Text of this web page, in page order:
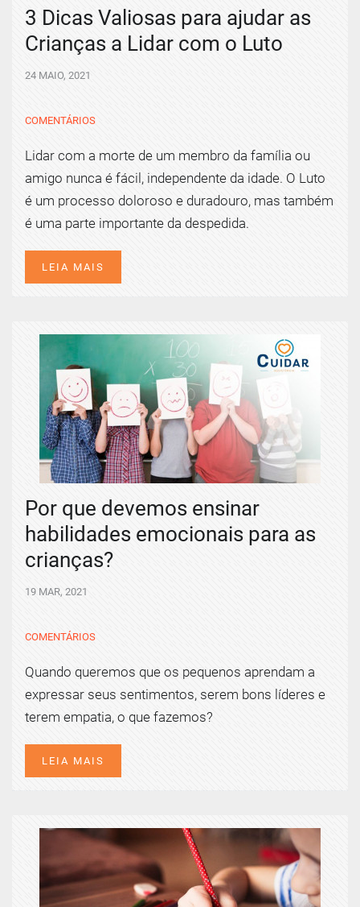
3 Dicas Valiosas para ajudar as
Crianças a Lidar com o Luto
24 MAIO, 2021
COMENTÁRIOS
Lidar com a morte de um membro da família ou
amigo nunca é fácil, independente da idade. O Luto
é um processo doloroso e duradouro, mas também
é uma parte importante da despedida.
LEIA MAIS
Por que devemos ensinar
habilidades emocionais para as
crianças?
19 MAR, 2021
COMENTÁRIOS
Quando queremos que os pequenos aprendam a
expressar seus sentimentos, serem bons líderes e
terem empatia, o que fazemos?
LEIA MAIS